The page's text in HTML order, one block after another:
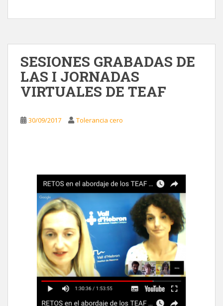
SESIONES GRABADAS DE
LAS I JORNADAS
VIRTUALES DE TEAF
30/09/2017 Tolerancia cero